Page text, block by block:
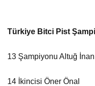
Türkiye Bitci Pist
13 Şampiyonu Altuğ İnan
14 İkincisi Öner Önal